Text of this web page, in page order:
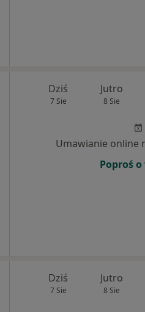
Dziś
7 Sie
Jutro
8 Sie
Umawianie online
Poproś
Dziś
7 Sie
Jutro
8 Sie